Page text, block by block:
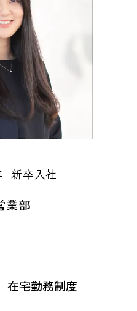
上で、（ワークラ
観点で）
とを教えてくださ
はないですが、休暇
う、同じプロジェク
るように心がけてい
とがありますが、せ
むことはないように
ています。
に提案を実施し、受
やプロジェクトの管
理、課題管理など)
々はサーバーやイン
自ら手を動かす業務
、現在はPMとして
ことが多いです。
新卒入社
業部
在宅勤務制度